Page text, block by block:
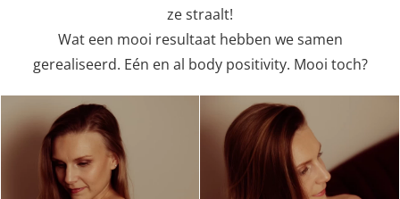
ze straalt!
Wat een mooi resultaat hebben we samen
gerealiseerd. Eén en al body positivity. Mooi toch?